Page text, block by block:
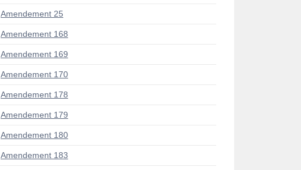
Amendement 25
Amendement 168
Amendement 169
Amendement 170
Amendement 178
Amendement 179
Amendement 180
Amendement 183